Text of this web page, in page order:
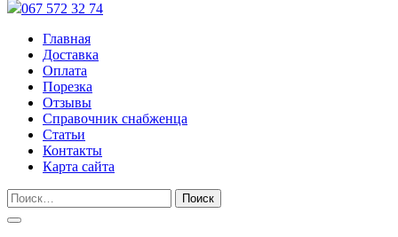
067 572 32 74
Главная
Доставка
Оплата
Порезка
Отзывы
Справочник снабженца
Статьи
Контакты
Карта сайта